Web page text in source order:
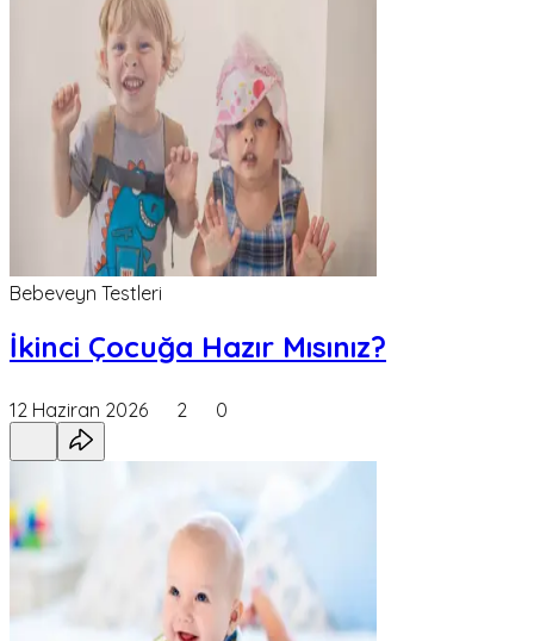
Bebeveyn Testleri
İkinci Çocuğa Hazır Mısınız?
12 Haziran 2026 2 0